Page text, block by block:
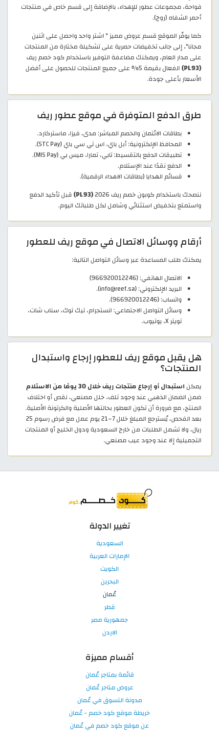
فواحة، مجموعات عطور للإهداء، بالإضافة إلى قسم خاص في منتجات
أحمر الشفاه (روج).
كما يوفّر الموقع قسم عروض مميز " اشتر واحد واحصل على اثنين
مجانا"، إلى جانب تخفيضات حصرية على تشكيلة مختارة من المنتجات
على مدار العام، ويمكنك مضاعفة التوفير باستخدام كود خصم ريف
(PL93)
الفعال بقيمة 5% على جميع المنتجات للحصول على أفضل
الأسعار بأعلى جودة.
طرق الدفع المتوفرة في موقع عطور ريف
بطاقات الائتمان والخصم المباشر: مدى، فيزا، ماستركارد.
المحافظ الإلكترونية: أبل باي، اس تي سي باي (STC Pay).
تطبيقات الدفع بالتقسيط: تابي، تمارا، ميس بي (MIS Pay).
الدفع نقدًا عند الإستلام.
قسائم الهدايا (بطاقات الاهداء الرقمية).
ننصحك باستخدام كوبون خصم ريف 2026
(PL93)
قبل تأكيد الدفع
واستمتع بتخفيض استثنائي وشامل لكل طلباتك اليوم.
أرقام ووسائل الاتصال في موقع ريف للعطور
يمكنك طلب المساعدة عبر وسائل التواصل التالية:
الاتصال الهاتفي: (966920012246)
البريد الإلكتروني: (info@reef.sa).
واتساب: (966920012246).
وسائل التواصل الاجتماعي: انستجرام، تيك توك، سناب شات،
تويتر X، يوتيوب.
هل يقبل موقع ريف للعطور إرجاع واستبدال
المنتجات؟
يمكن استبدال أو إرجاع منتجات ريف خلال 30 يومًا من الاستلام
ضمن الضمان الذهبي عند وجود تلف، خلل مصنعي، نقص أو اختلاف
المنتج، مع ضرورة أن تكون العطور بحالتها الأصلية والكرتونة الأصلية.
بعد الفحص، يُسترجع المبلغ خلال 7–21 يوم عمل مع فرض رسوم 25
ريال، ولا تشمل الطلبات من خارج السعودية ودول الخليج أو المنتجات
التجميلية إلا عند وجود عيب مصنعي.
تغيير الدولة
السعودية
الإمارات العربية
الكويت
البحرين
عُمان
قطر
جمهورية مصر
الاردن
أقسام مميزة
قائمة بمتاجر عُمان
عروض متاجر عُمان
مدونة التسوق في عُمان
خريطة موقع كود خصم - عُمان
عن موقع كود خصم في عُمان